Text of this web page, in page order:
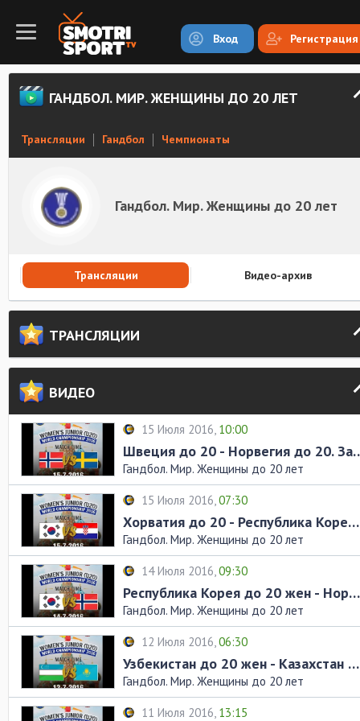
Вход Регистрация
ГАНДБОЛ. МИР. ЖЕНЩИНЫ ДО 20 ЛЕТ
Трансляции Гандбол Чемпионаты
Гандбол. Мир. Женщины до 20 лет
Трансляции Видео-архив
ТРАНСЛЯЦИИ
ВИДЕО
15 Июля 2016, 10:00
Швеция до 20 -
Гандбол. Мир. Женщины до 20 лет
15 Июля 2016,07:30
Хорватия до 20 - Республика Корея до 20. Запись матча
Гандбол. Мир. Женщины до 20 лет
14 Июля 2016,09:30
Республика Корея до 20 жен - Норвегия до 20 жен. Запись матча
Гандбол. Мир. Женщины до 20 лет
12 Июля 2016,06:30
Узбекистан до 20 жен - Казахстан до 20 жен. Запись матча
Гандбол. Мир. Женщины до 20 лет
11 Июля 2016, 13:15